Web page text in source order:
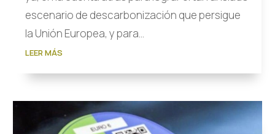
escenario de descarbonización que persigue
la Unión Europea, y para...
LEER MÁS